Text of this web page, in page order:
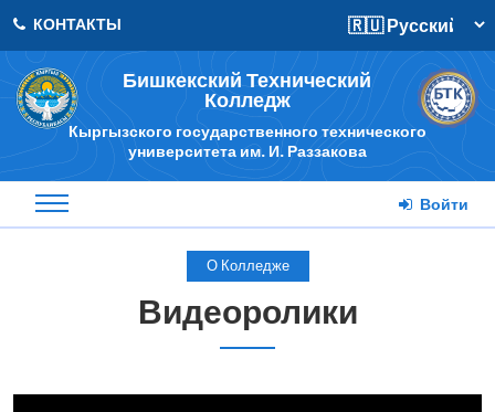
КОНТАКТЫ
Бишкекский Технический
Колледж
Кыргызского государственного технического
университета им. И. Раззакова
Войти
О Колледже
Видеоролики